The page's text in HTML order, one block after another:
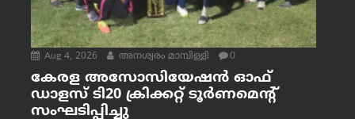
Aug 4, 2026 അനശ്വരം മാമ്പിള്ളി 0
കേരള അസോസിയേഷൻ ഓഫ്
ഡാളസ് ടി20 ക്രിക്കറ്റ് ടൂർണമെന്റ്
സംഘടിപ്പിച്ചു